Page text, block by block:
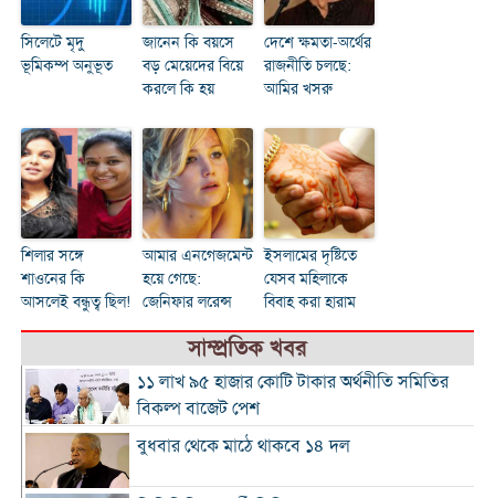
সিলেটে মৃদু
ভূমিকম্প অনুভূত
জানেন কি বয়সে
বড় মেয়েদের বিয়ে
করলে কি হয়
দেশে ক্ষমতা-অর্থের
রাজনীতি চলছে:
আমির খসরু
শিলার সঙ্গে
শাওনের কি
আসলেই বন্ধুত্ব ছিল!
আমার এনগেজমেন্ট
হয়ে গেছে:
জেনিফার লরেন্স
ইসলামের দৃষ্টিতে
যেসব মহিলাকে
বিবাহ করা হারাম
সাম্প্রতিক খবর
১১ লাখ ৯৫ হাজার কোটি টাকার অর্থনীতি সমিতির
বিকল্প বাজেট পেশ
বুধবার থেকে মাঠে থাকবে ১৪ দল